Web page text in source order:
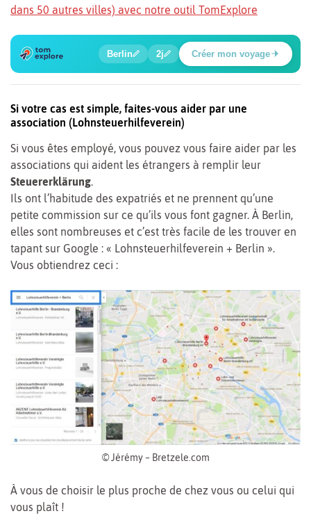
dans 50 autres villes) avec notre outil TomExplore
🔍
🔍
🔍
🍲
🔍
🔍
Place Potsdamer
Berlin 2j Créer mon voyage
Si votre cas est simple, faites-vous aider par une
association (Lohnsteuerhilfeverein)
Si vous êtes employé, vous pouvez vous faire aider par les
associations qui aident les étrangers à remplir leur
Steuererklärung.
Ils ont l’habitude des expatriés et ne prennent qu’une
petite commission sur ce qu’ils vous font gagner. À Berlin,
elles sont nombreuses et c’est très facile de les trouver en
tapant sur Google : « Lohnsteuerhilfeverein + Berlin ».
Vous obtiendrez ceci :
© Jérémy – Bretzele.com
À vous de choisir le plus proche de chez vous ou celui qui
vous plaît !